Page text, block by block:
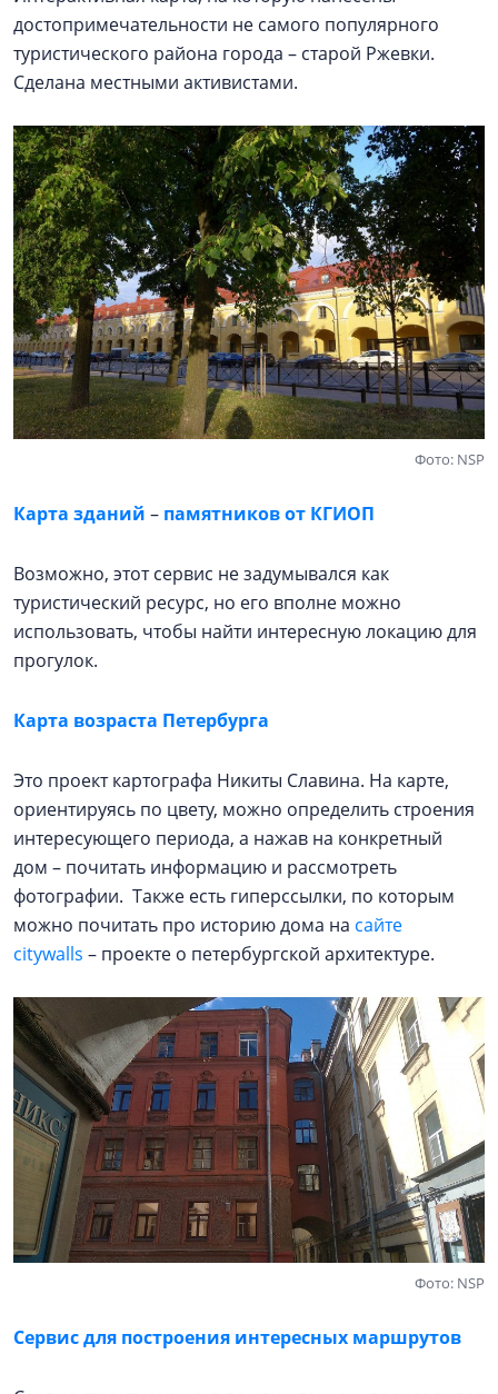
достопримечательности не самого популярного
туристического района города – старой Ржевки.
Сделана местными активистами.
Фото: NSP
Карта зданий – памятников от КГИОП
Возможно, этот сервис не задумывался как
туристический ресурс, но его вполне можно
использовать, чтобы найти интересную локацию для
прогулок.
Карта возраста Петербурга
Это проект картографа Никиты Славина. На карте,
ориентируясь по цвету, можно определить строения
интересующего периода, а нажав на конкретный
дом – почитать информацию и рассмотреть
фотографии. Также есть гиперссылки, по которым
можно почитать про историю дома на сайте
citywalls – проекте о петербургской архитектуре.
Фото: NSP
Сервис для построения интересных маршрутов